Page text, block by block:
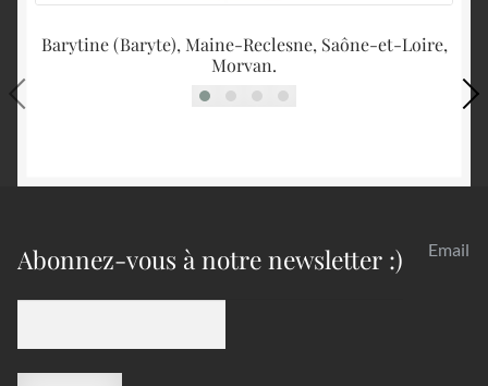
Barytine (Baryte), Maine-Reclesne, Saône-et-Loire,
Morvan.
Abonnez-vous à notre newsletter :) Email